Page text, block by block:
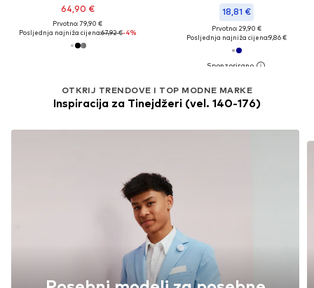
64,90 €
Prvotno: 79,90 €
Posljednja najniža cijena:67,92 €-4%
OTKRIJ TRENDOVE I TOP MODNE MARKE
Inspiracija za Tinejdžeri (vel. 140-176)
18,81 €
Prvotno: 29,90 €
Posljednja najniža cijena:9,86 €